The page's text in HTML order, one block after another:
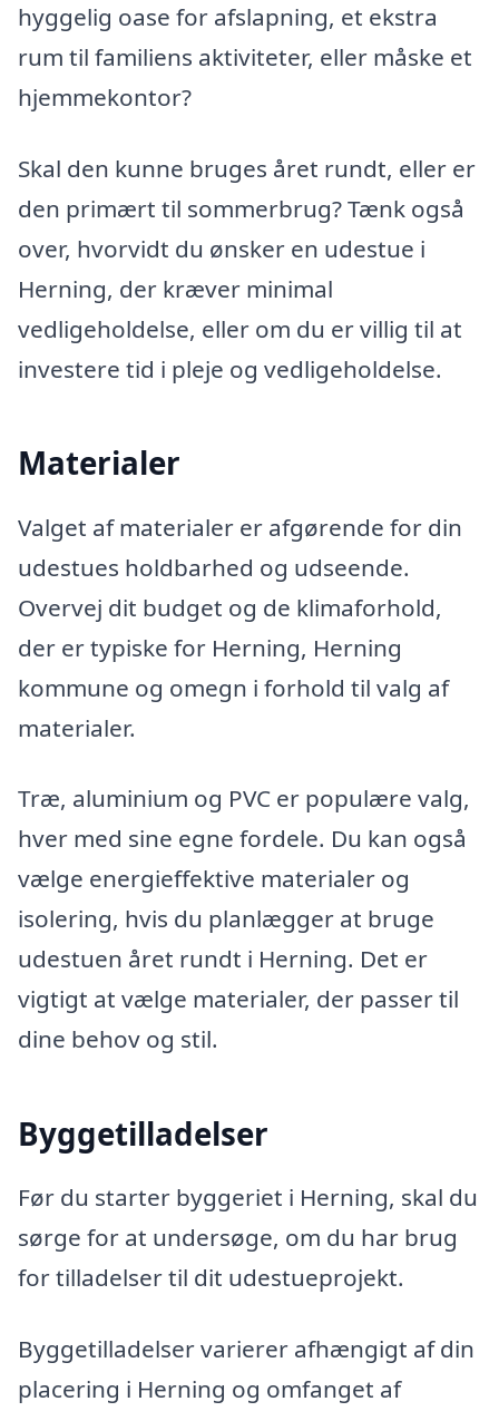
hyggelig oase for afslapning, et ekstra
rum til familiens aktiviteter, eller måske et
hjemmekontor?
Skal den kunne bruges året rundt, eller er
den primært til sommerbrug? Tænk også
over, hvorvidt du ønsker en udestue i
Herning, der kræver minimal
vedligeholdelse, eller om du er villig til at
investere tid i pleje og vedligeholdelse.
Materialer
Valget af materialer er afgørende for din
udestues holdbarhed og udseende.
Overvej dit budget og de klimaforhold,
der er typiske for Herning, Herning
kommune og omegn i forhold til valg af
materialer.
Træ, aluminium og PVC er populære valg,
hver med sine egne fordele. Du kan også
vælge energieffektive materialer og
isolering, hvis du planlægger at bruge
udestuen året rundt i Herning. Det er
vigtigt at vælge materialer, der passer til
dine behov og stil.
Byggetilladelser
Før du starter byggeriet i Herning, skal du
sørge for at undersøge, om du har brug
for tilladelser til dit udestueprojekt.
Byggetilladelser varierer afhængigt af din
placering i Herning og omfanget af